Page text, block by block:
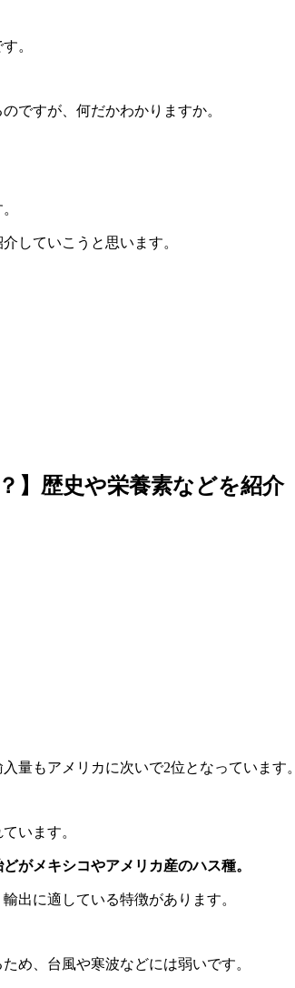
。
ですが、何だかわかりますか。
していこうと思います。
】歴史や栄養素などを紹介
量もアメリカに次いで2位となっています。
います。
がメキシコやアメリカ産のハス種。
出に適している特徴があります。
め、台風や寒波などには弱いです。